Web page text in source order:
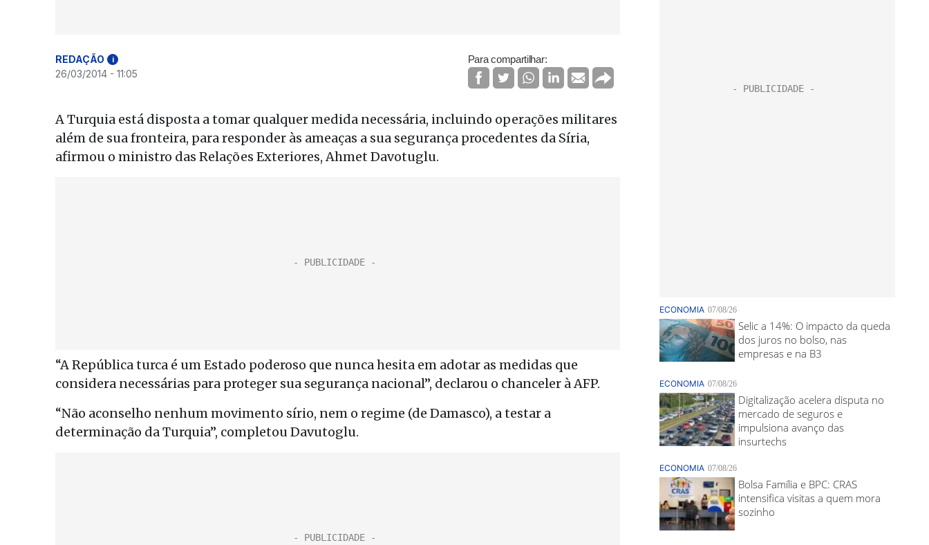
REDAÇÃO i
26/03/2014 - 11:05
Para compartilhar:
A Turquia está disposta a tomar qualquer medida necessária, incluindo operações militares
além de sua fronteira, para responder às ameaças a sua segurança procedentes da Síria,
afirmou o ministro das Relações Exteriores, Ahmet Davotuglu.
“A República turca é um Estado poderoso que nunca hesita em adotar as medidas que
considera necessárias para proteger sua segurança nacional”, declarou o chanceler à AFP.
“Não aconselho nenhum movimento sírio, nem o regime (de Damasco), a testar a
determinação da Turquia”, completou Davutoglu.